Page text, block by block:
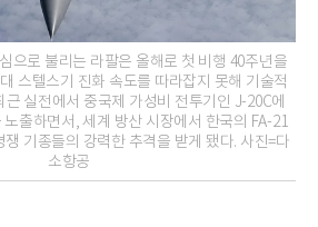
으로 불리는 라팔은 올해로 첫 비행 40주년을
스텔스기 진화 속도를 따라잡지 못해 기술적
실전에서 중국제 가성비 전투기인 J-20C에
출하면서, 세계 방산 시장에서 한국의 FA-21
쟁 기종들의 강력한 추격을 받게 됐다. 사진=다
소항공